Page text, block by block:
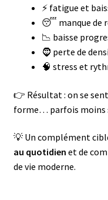
⚡ fatigue et
😴 manque de
📉 baisse
🧔 perte de
🧠 stress et
👉 Résultat : on se
forme… parfois moins
💡 Un complément
au quotidien et de
de vie moderne.